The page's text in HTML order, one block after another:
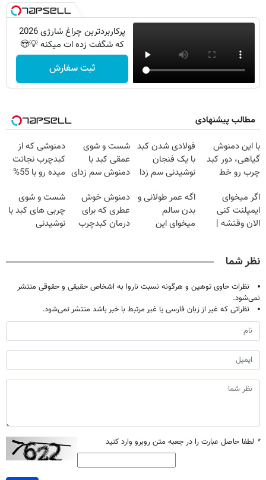
پرکاربردترین چراغ شارژی 2026
که شگفت زده ات میکنه 💡😍
ثبت سفارش
مطالب پیشنهادی
با این دمنوش
گیاهی، دور کبد
چرب رو خط
فولادی شدن کبد
با یک فنجان
نوشیدنی سم زدا
شست و شوی
عمقی کبد با
دمنوش سم زدای
دمنوشی که از
کبدچرب نجاتت
میده رو با 55%
اگر میخوای
ایمپلنت کنی
الان وقتشه |
اگه عمر طولانی و
بدن سالم
میخوای این
دمنوش خوش
عطری که برای
درمان کبدچرب
شست و شوی
چربی های کبد با
نوشیدنی
نظر شما
نظرات حاوی توهین و هرگونه نسبت ناروا به اشخاص حقیقی و حقوقی منتشر
نمی‌شود.
نظراتی که غیر از زبان فارسی یا غیر مرتبط با خبر باشد منتشر نمی‌شود.
* لطفا حاصل عبارت را در جعبه متن روبرو وارد کنید